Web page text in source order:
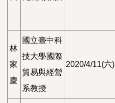
林
家
慶
國立臺中科
技大學國際
貿易與經營
系教授
2020/4/11(六)